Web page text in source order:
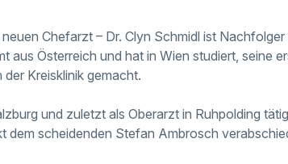
Chefarzt – Dr. Clyn Schmidl ist
aus Österreich und hat in Wien studiert, seine
Kreisklinik gemacht.
und zuletzt als Oberarzt in Ruhpolding
dem scheidenden Stefan Ambrosch